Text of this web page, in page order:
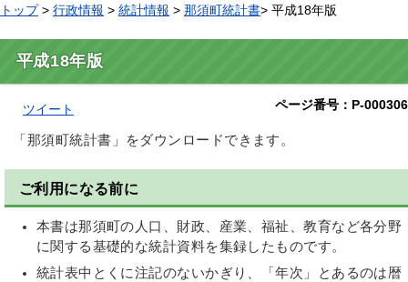
トップ> 行政情報 > 統計情報 > 那須町統計書> 平成18年版
平成18年版
ページ番号：P-000306
ツイート
「那須町統計書」をダウンロードできます。
ご利用になる前に
本書は那須町の人口、財政、産業、福祉、教育など各分野
に関する基礎的な統計資料を集録したものです。
統計表中とくに注記のないかぎり、「年次」とあるのは暦